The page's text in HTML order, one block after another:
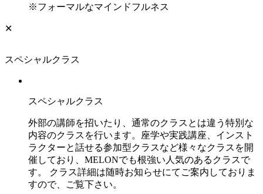
※フォーマルなマインドフルネス
✕
スペシャルクラス
スペシャルクラス
外部の講師を招いたり、通常のクラスとは違う特別な
内容のクラスを行います。座学や実践講座、インスト
ラクターと話せる参加型クラスなど様々なクラスを開
催しており、MELONでも根強い人気のあるクラスで
す。 クラス詳細は随時お知らせにてご案内しておりま
すので、ご覧下さい。